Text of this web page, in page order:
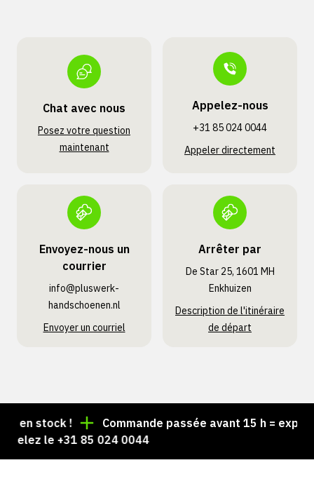
Chat avec nous
Posez votre question
maintenant
Appelez-nous
+31 85 024 0044
Appeler directement
Envoyez-nous un
courrier
info@pluswerk­
handschoenen.nl
Envoyer un courriel
Arrêter par
De Star 25, 1601 MH
Enkhuizen
Description de l'itinéraire
de départ
stock !
Commande passée avant 15 h =
le +31 85 024 0044